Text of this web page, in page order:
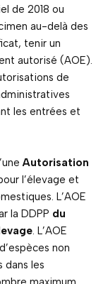
de 2018 ou
au-delà des
tenir un
autorisé (AOE).
de
les entrées et
Autorisation
l’élevage et
L’AOE
la DDPP du
. L’AOE
non
dans les